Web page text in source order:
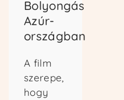
Bolyongás
Azúr-
országban
A film
szerepe,
hogy